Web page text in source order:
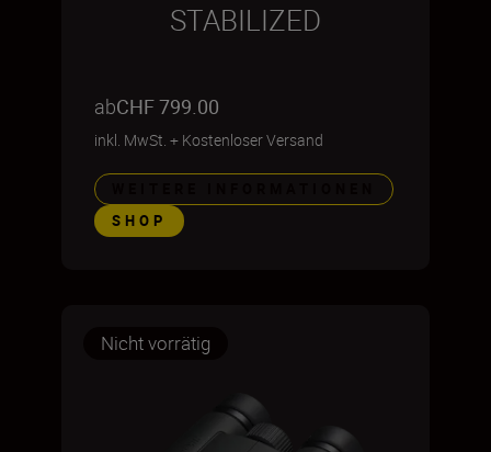
STABILIZED
abCHF 799.00
inkl. MwSt. + Kostenloser Versand
SHOP
Nicht vorrätig